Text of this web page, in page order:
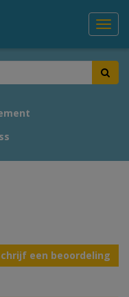
een beoordeling